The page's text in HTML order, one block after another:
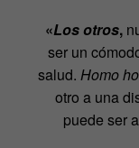
«Los otros,
ser un
salud. Homo
otro a una
puede ser